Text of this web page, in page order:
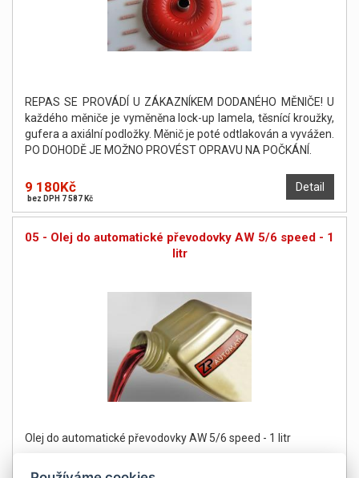
REPAS SE PROVÁDÍ U ZÁKAZNÍKEM DODANÉHO MĚNIČE! U
každého měniče je vyměněna lock-up lamela, těsnící kroužky,
gufera a axiální podložky. Měnič je poté odtlakován a vyvážen.
PO DOHODĚ JE MOŽNO PROVÉST OPRAVU NA POČKÁNÍ.
Detail
9 180Kč
bez DPH 7 587 Kč
05 - Olej do automatické převodovky AW 5/6 speed - 1
litr
Olej do automatické převodovky AW 5/6 speed - 1 litr